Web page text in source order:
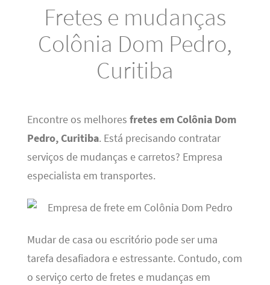
Fretes e mudanças
Colônia Dom Pedro,
Curitiba
Encontre os melhores fretes em Colônia Dom
Pedro, Curitiba. Está precisando contratar
serviços de mudanças e carretos? Empresa
especialista em transportes.
Mudar de casa ou escritório pode ser uma
tarefa desafiadora e estressante. Contudo, com
o serviço certo de fretes e mudanças em